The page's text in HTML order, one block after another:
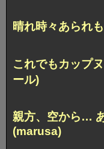
晴れ時々あられ
これでもカップ
ール)
親方、空から…
(marusa)